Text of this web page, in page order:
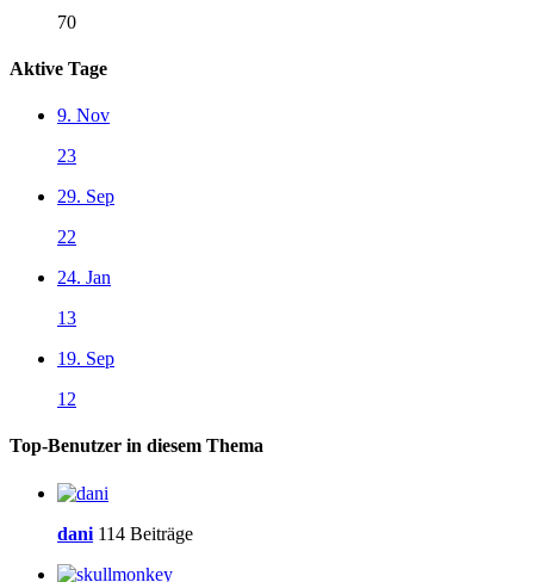
70
Aktive Tage
9. Nov
23
29. Sep
22
24. Jan
13
19. Sep
12
Top-Benutzer in diesem Thema
dani 114 Beiträge